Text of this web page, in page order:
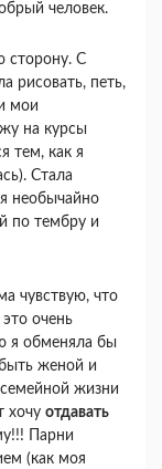
человек.
сторону. С
рисовать, петь,
мои
на курсы
тем, как я
Стала
необычайно
по тембру и
чувствую, что
очень
я обменяла бы
женой и
жизни
хочу отдавать
Парни
(как моя